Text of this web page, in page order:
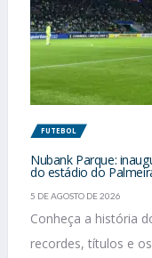
FUTEBOL
Nubank Parque:
do estádio do
5 DE AGOSTO DE 2026
Conheça a história
recordes, títulos e